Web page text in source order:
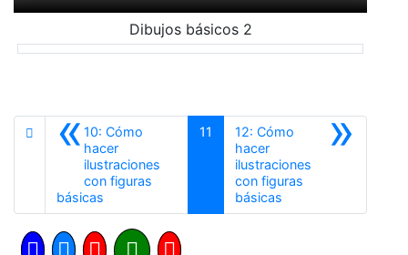
Dibujos básicos 2
«10: Cómo
hacer
ilustraciones
con figuras
básicas
11 »
12: Cómo
hacer
ilustraciones
con figuras
básicas